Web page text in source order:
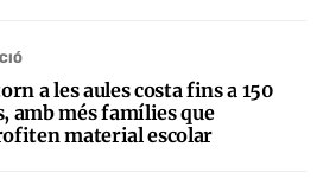
a les aules costa fins a 150
amb més famílies que
material escolar